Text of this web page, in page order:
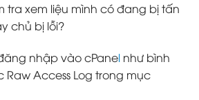
tra xem liệu mình có đang bị tấn
chủ bị lỗi?
nhập vào cPanel như bình
Access Log trong mục